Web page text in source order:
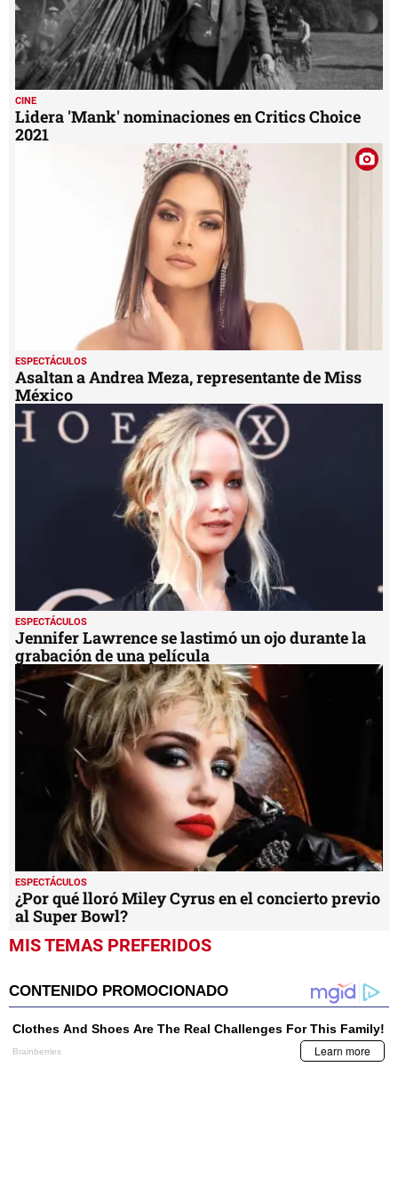
CINE
Lidera 'Mank' nominaciones en Critics Choice
2021
ESPECTÁCULOS
Asaltan a Andrea Meza, representante de Miss
México
ESPECTÁCULOS
Jennifer Lawrence se lastimó un ojo durante la
grabación de una película
ESPECTÁCULOS
¿Por qué lloró Miley Cyrus en el concierto previo
al Super Bowl?
MIS TEMAS PREFERIDOS